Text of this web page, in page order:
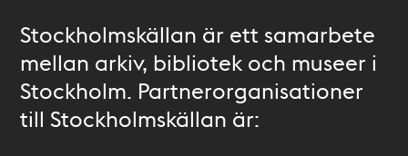
Stockholmskällan är ett samarbete
mellan arkiv, bibliotek och museer i
Stockholm. Partnerorganisationer
till Stockholmskällan är: